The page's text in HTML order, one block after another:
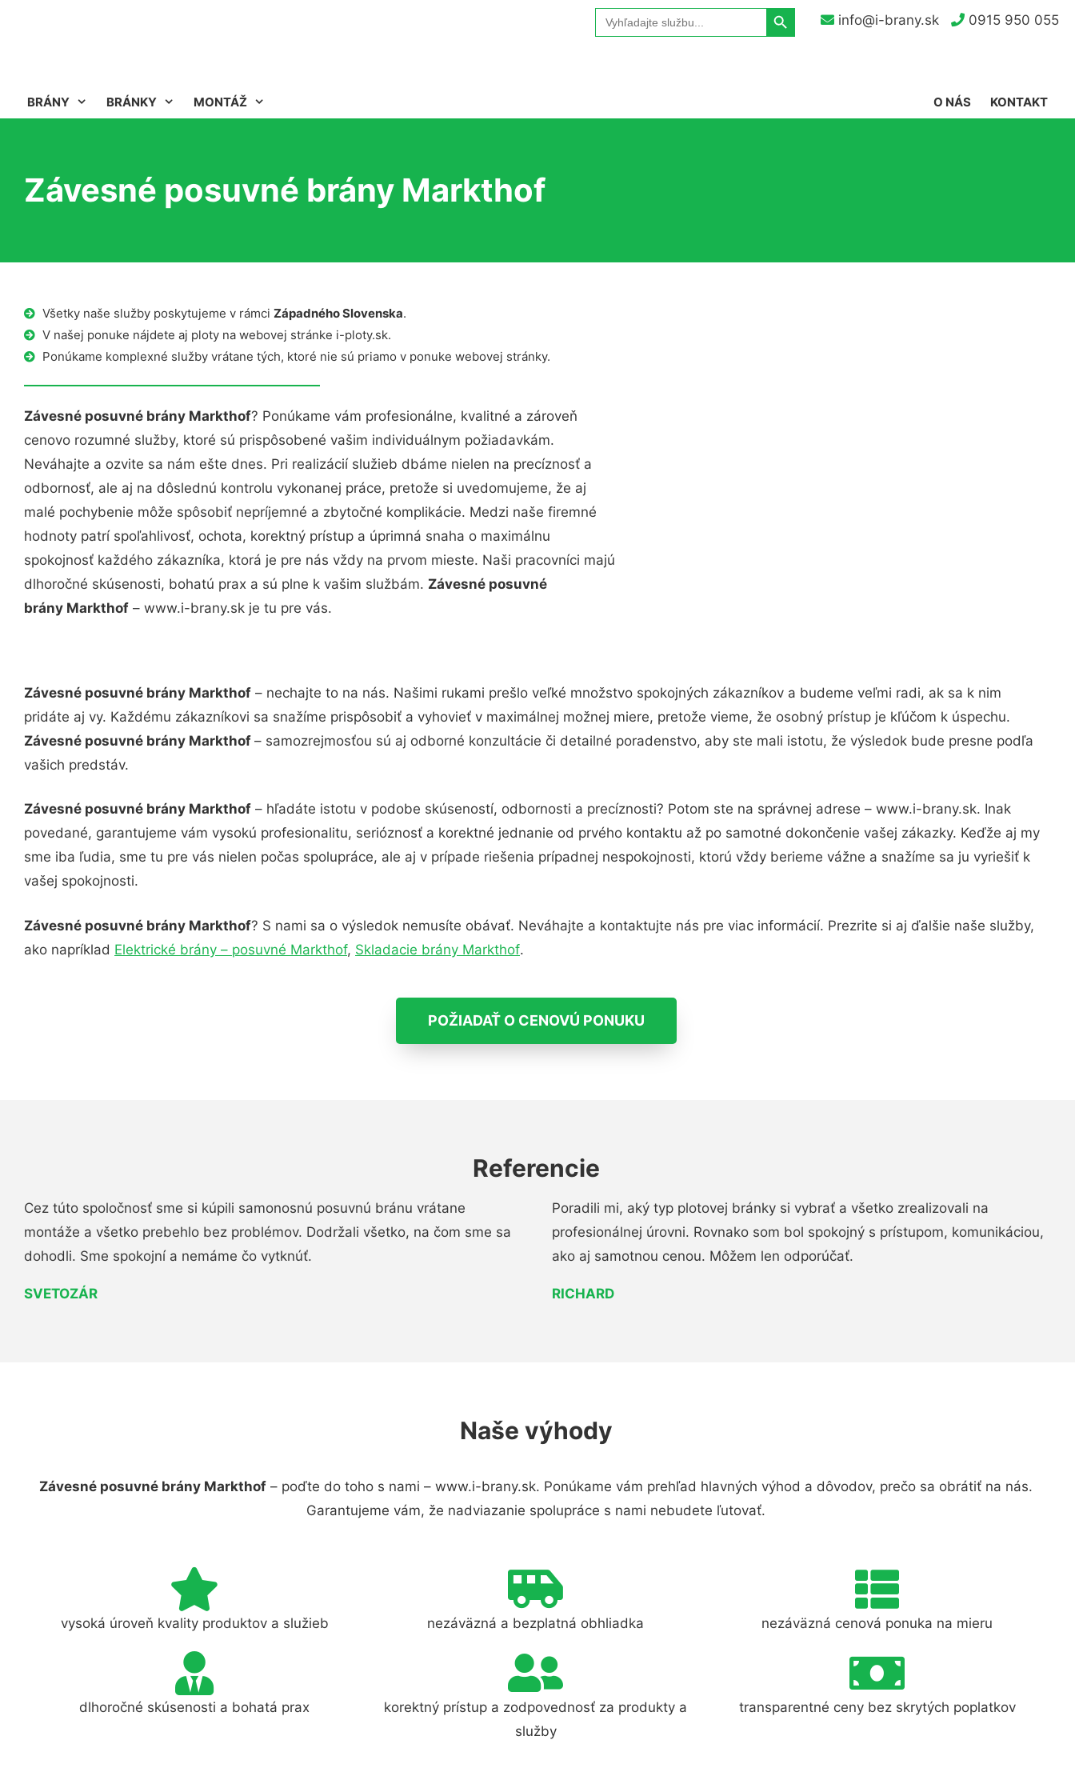
info@i-brany.sk 0915 950 055
Search
for:
Search Button
BRÁNY BRÁNKY MONTÁŽ KONTAKT
O NÁS
Závesné posuvné brány Markthof
Všetky naše služby poskytujeme v rámci Západného Slovenska.
V našej ponuke nájdete aj ploty na webovej stránke i-ploty.sk.
Ponúkame komplexné služby vrátane tých, ktoré nie sú priamo v ponuke webovej stránky.
Závesné posuvné brány Markthof? Ponúkame vám profesionálne, kvalitné a zároveň
cenovo rozumné služby, ktoré sú prispôsobené vašim individuálnym požiadavkám.
Neváhajte a ozvite sa nám ešte dnes. Pri realizácií služieb dbáme nielen na precíznosť a
odbornosť, ale aj na dôslednú kontrolu vykonanej práce, pretože si uvedomujeme, že aj
malé pochybenie môže spôsobiť nepríjemné a zbytočné komplikácie. Medzi naše firemné
hodnoty patrí spoľahlivosť, ochota, korektný prístup a úprimná snaha o maximálnu
spokojnosť každého zákazníka, ktorá je pre nás vždy na prvom mieste. Naši pracovníci majú
dlhoročné skúsenosti, bohatú prax a sú plne k vašim službám. Závesné posuvné
brány Markthof – www.i-brany.sk je tu pre vás.
Závesné posuvné brány Markthof – nechajte to na nás. Našimi rukami prešlo veľké množstvo spokojných zákazníkov a budeme veľmi radi, ak sa k nim
pridáte aj vy. Každému zákazníkovi sa snažíme prispôsobiť a vyhovieť v maximálnej možnej miere, pretože vieme, že osobný prístup je kľúčom k úspechu.
Závesné posuvné brány Markthof – samozrejmosťou sú aj odborné konzultácie či detailné poradenstvo, aby ste mali istotu, že výsledok bude presne podľa
vašich predstáv.
Závesné posuvné brány Markthof – hľadáte istotu v podobe skúseností, odbornosti a precíznosti? Potom ste na správnej adrese – www.i-brany.sk. Inak
povedané, garantujeme vám vysokú profesionalitu, serióznosť a korektné jednanie od prvého kontaktu až po samotné dokončenie vašej zákazky. Keďže aj my
sme iba ľudia, sme tu pre vás nielen počas spolupráce, ale aj v prípade riešenia prípadnej nespokojnosti, ktorú vždy berieme vážne a snažíme sa ju vyriešiť k
vašej spokojnosti.
Závesné posuvné brány Markthof? S nami sa o výsledok nemusíte obávať. Neváhajte a kontaktujte nás pre viac informácií. Prezrite si aj ďalšie naše služby,
ako napríklad Elektrické brány – posuvné Markthof, Skladacie brány Markthof.
POŽIADAŤ O CENOVÚ PONUKU
Referencie
Cez túto spoločnosť sme si kúpili samonosnú posuvnú bránu vrátane
montáže a všetko prebehlo bez problémov. Dodržali všetko, na čom sme sa
dohodli. Sme spokojní a nemáme čo vytknúť.
SVETOZÁR
Poradili mi, aký typ plotovej bránky si vybrať a všetko zrealizovali na
profesionálnej úrovni. Rovnako som bol spokojný s prístupom, komunikáciou,
ako aj samotnou cenou. Môžem len odporúčať.
RICHARD
Naše výhody
Závesné posuvné brány Markthof – poďte do toho s nami – www.i-brany.sk. Ponúkame vám prehľad hlavných výhod a dôvodov, prečo sa obrátiť na nás.
Garantujeme vám, že nadviazanie spolupráce s nami nebudete ľutovať.
vysoká úroveň kvality produktov a služieb nezáväzná a bezplatná obhliadka nezáväzná cenová ponuka na mieru
dlhoročné skúsenosti a bohatá prax
korektný prístup a zodpovednosť za produkty a
služby
transparentné ceny bez skrytých poplatkov